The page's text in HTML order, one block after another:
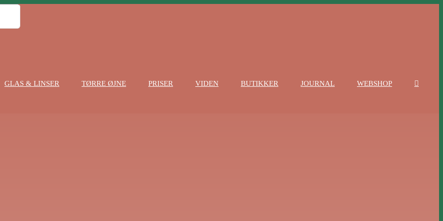
GLAS & LINSER TØRRE ØJNE PRISER VIDEN BUTIKKER JOURNAL WEBSHOP